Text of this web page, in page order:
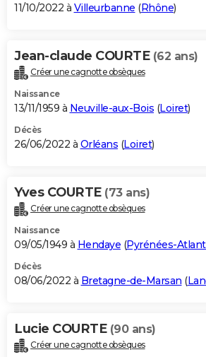
11/10/2022 à Villeurbanne (Rhône)
Jean-claude COURTE (62 ans)
Créer une cagnotte obsèques
Naissance
13/11/1959 à Neuville-aux-Bois (Loiret)
Décès
26/06/2022 à Orléans (Loiret)
Yves COURTE (73 ans)
Créer une cagnotte obsèques
Naissance
09/05/1949 à Hendaye (Pyrénées-
Décès
08/06/2022 à Bretagne-de-Marsan (
Lucie COURTE (90 ans)
Créer une cagnotte obsèques